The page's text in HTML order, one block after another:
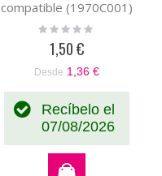
compatible (1970C001)
Rating:
1,50 €
Desde 1,36 €
Recíbelo el
07/08/2026